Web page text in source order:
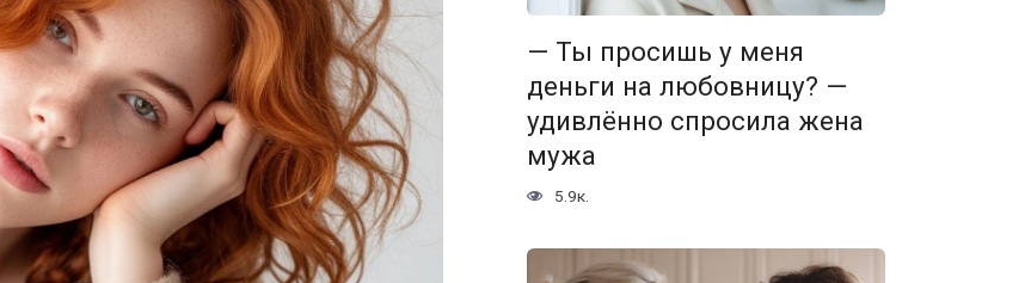
— Ты просишь у меня
деньги на любовницу? —
удивлённо спросила жена
мужа
5.9к.